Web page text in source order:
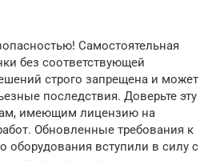
Самостоятельная
без соответствующей
строго запрещена и может
последствия. Доверьте эту
имеющим лицензию на
Обновленные требования к
оборудования вступили в силу с